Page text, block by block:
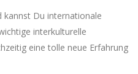
kannst Du internationale
interkulturelle
eine tolle neue Erfahrung